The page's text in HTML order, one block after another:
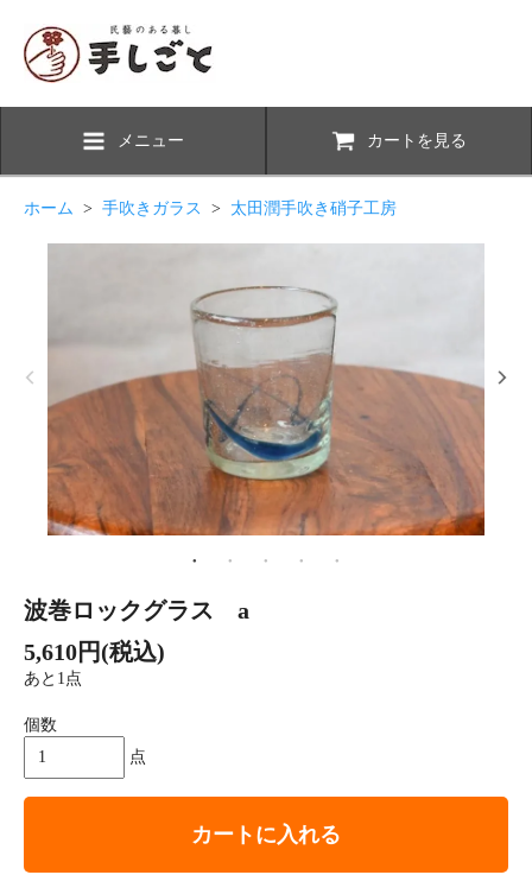
メニュー カートを見る
ホーム > 手吹きガラス > 太田潤手吹き硝子工房
波巻ロックグラス a
5,610円(税込)
あと1点
個数
点
カートに入れる